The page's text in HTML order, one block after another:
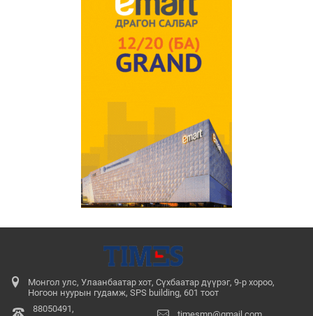
Монгол улс, Улаанбаатар хот, Сүхбаатар дүүрэг, 9-р хороо,
Ногоон нуурын гудамж, SPS building, 601 тоот
88050491,